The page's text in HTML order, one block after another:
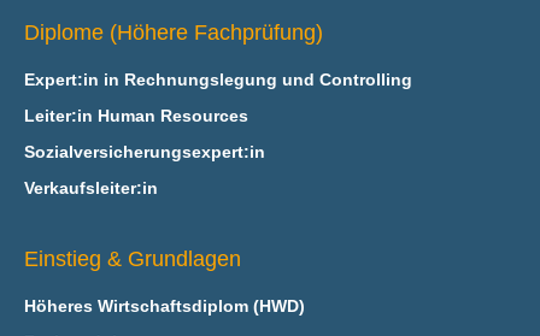
Diplome (Höhere Fachprüfung)
Expert:in in Rechnungslegung und Controlling
Leiter:in Human Resources
Sozialversicherungsexpert:in
Verkaufsleiter:in
Einstieg & Grundlagen
Höheres Wirtschaftsdiplom (HWD)